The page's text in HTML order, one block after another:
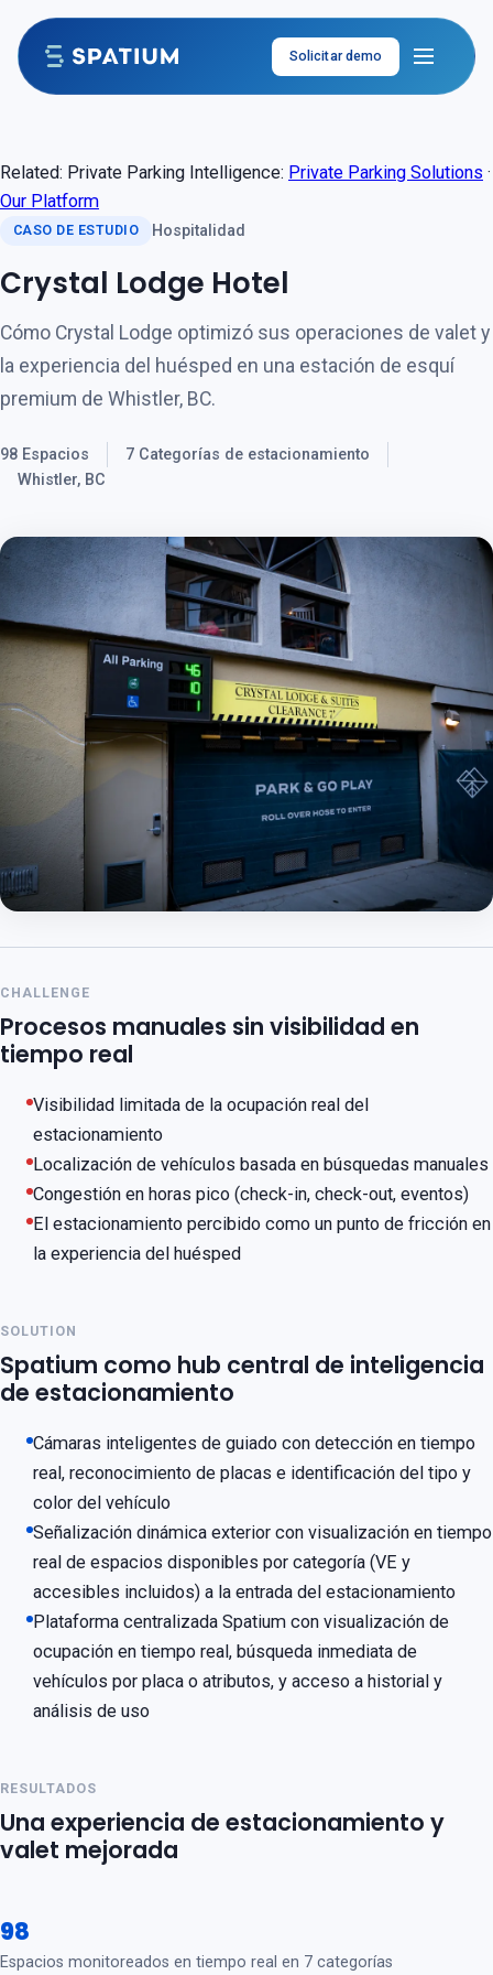
Saltar al contenido
Solicitar demo
CASO DE ESTUDIO Hospitalidad
Crystal Lodge Hotel
Cómo Crystal Lodge optimizó sus operaciones de valet y
la experiencia del huésped en una estación de esquí
premium de Whistler, BC.
98 Espacios
7 Categorías de estacionamiento
Whistler, BC
CHALLENGE
Procesos manuales sin visibilidad en
tiempo real
Visibilidad limitada de la ocupación real del
estacionamiento
Localización de vehículos basada en búsquedas manuales
Congestión en horas pico (check-in, check-out, eventos)
El estacionamiento percibido como un punto de fricción en
la experiencia del huésped
SOLUTION
Spatium como hub central de inteligencia
de estacionamiento
Cámaras inteligentes de guiado con detección en tiempo
real, reconocimiento de placas e identificación del tipo y
color del vehículo
Señalización dinámica exterior con visualización en tiempo
real de espacios disponibles por categoría (VE y
accesibles incluidos) a la entrada del estacionamiento
Plataforma centralizada Spatium con visualización de
ocupación en tiempo real, búsqueda inmediata de
vehículos por placa o atributos, y acceso a historial y
análisis de uso
RESULTADOS
Una experiencia de estacionamiento y
valet mejorada
98
Espacios monitoreados en tiempo real en 7 categorías
Related: Private Parking Intelligence: Private Parking Solutions ·
Our Platform